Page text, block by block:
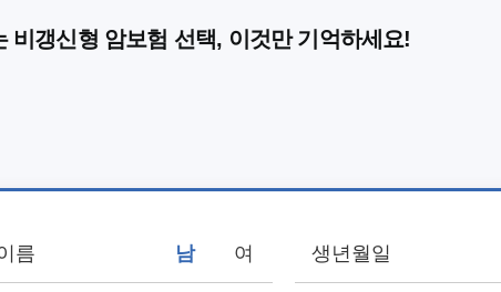
비갱신형 암보험 선택, 이것만 기억하세요!
남 여